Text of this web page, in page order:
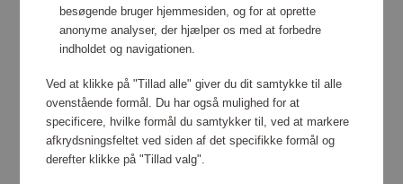
besøgende bruger hjemmesiden, og for at oprette
anonyme analyser, der hjælper os med at forbedre
indholdet og navigationen.
Ved at klikke på "Tillad alle" giver du dit samtykke til alle
ovenstående formål. Du har også mulighed for at
specificere, hvilke formål du samtykker til, ved at markere
afkrydsningsfeltet ved siden af det specifikke formål og
derefter klikke på "Tillad valg".